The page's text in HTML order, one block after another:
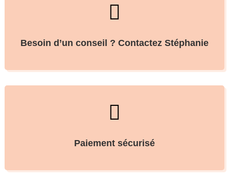

Besoin d’un conseil ? Contactez Stéphanie

Paiement sécurisé